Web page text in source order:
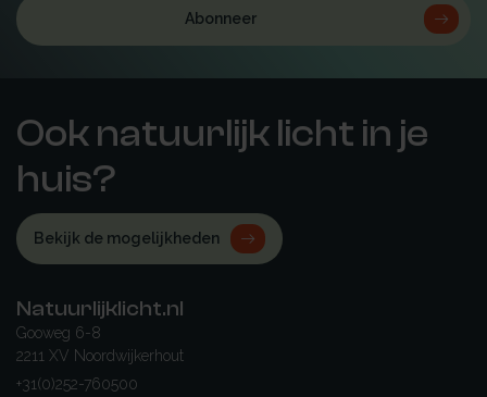
Abonneer
Ook natuurlijk licht in je
huis?
Bekijk de mogelijkheden
Natuurlijklicht.nl
Gooweg 6-8
2211 XV Noordwijkerhout
+31(0)252-760500